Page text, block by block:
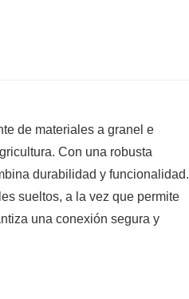
de materiales a granel e
Con una robusta
durabilidad y funcionalidad.
sueltos, a la vez que permite
una conexión segura y